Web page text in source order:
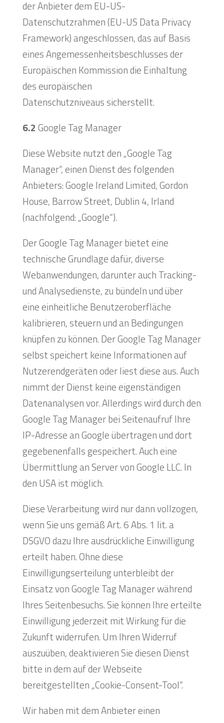
der Anbieter dem EU-US-
Datenschutzrahmen (EU-US Data Privacy
Framework) angeschlossen, das auf Basis
eines Angemessenheitsbeschlusses der
Europäischen Kommission die Einhaltung
des europäischen
Datenschutzniveaus sicherstellt.
6.2 Google Tag Manager
Diese Website nutzt den „Google Tag
Manager“, einen Dienst des folgenden
Anbieters: Google Ireland Limited, Gordon
House, Barrow Street, Dublin 4, Irland
(nachfolgend: „Google“).
Der Google Tag Manager bietet eine
technische Grundlage dafür, diverse
Webanwendungen, darunter auch Tracking-
und Analysedienste, zu bündeln und über
eine einheitliche Benutzeroberfläche
kalibrieren, steuern und an Bedingungen
knüpfen zu können. Der Google Tag Manager
selbst speichert keine Informationen auf
Nutzerendgeräten oder liest diese aus. Auch
nimmt der Dienst keine eigenständigen
Datenanalysen vor. Allerdings wird durch den
Google Tag Manager bei Seitenaufruf Ihre
IP-Adresse an Google übertragen und dort
gegebenenfalls gespeichert. Auch eine
Übermittlung an Server von Google LLC. In
den USA ist möglich.
Diese Verarbeitung wird nur dann vollzogen,
wenn Sie uns gemäß Art. 6 Abs. 1 lit. a
DSGVO dazu Ihre ausdrückliche Einwilligung
erteilt haben. Ohne diese
Einwilligungserteilung unterbleibt der
Einsatz von Google Tag Manager während
Ihres Seitenbesuchs. Sie können Ihre erteilte
Einwilligung jederzeit mit Wirkung für die
Zukunft widerrufen. Um Ihren Widerruf
auszuüben, deaktivieren Sie diesen Dienst
bitte in dem auf der Webseite
bereitgestellten „Cookie-Consent-Tool“.
Wir haben mit dem Anbieter einen